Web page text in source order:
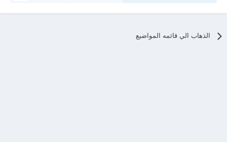
الذهاب الي قائمه المواضيع